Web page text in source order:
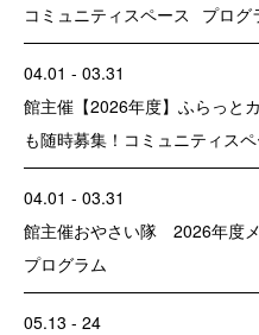
コミュニティスペース
プログ
04.01 - 03.31
館主催 【2026年度】ふらっと
も随時募集！ コミュニティス
04.01 - 03.31
館主催おやさい隊 2026年度メ
プログラム
05.13 - 24